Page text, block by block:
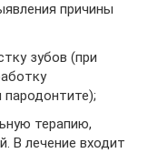
причины
зубов (при
пародонтите);
терапию,
В лечение входит